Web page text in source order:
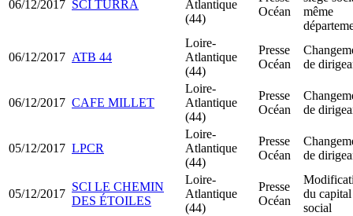
06/12/2017 SCI TURRA
Atlantique
(44)
Océan
même
06/12/2017 ATB 44
Loire-
Atlantique
(44)
Presse
Océan
de
06/12/2017 CAFE MILLET
Loire-
Atlantique
(44)
Presse
Océan
de
05/12/2017 LPCR
Loire-
Atlantique
(44)
Presse
Océan
de
05/12/2017
SCI LE CHEMIN
DES ÉTOILES
Loire-
Atlantique
(44)
Presse
Océan
du capital
social